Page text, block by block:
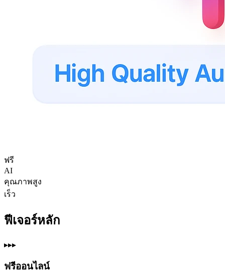
ฟรี
AI
คุณภาพสูง
เร็ว
ฟีเจอร์หลัก
▸▸▸
ฟรีออนไลน์